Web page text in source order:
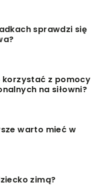
sprawdzi się
korzystać z pomocy
na siłowni?
warto mieć w
zimą?